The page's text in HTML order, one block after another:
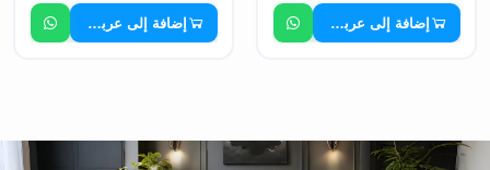
إضافة إلى عربة التسوق إضافة إلى عربة التسوق